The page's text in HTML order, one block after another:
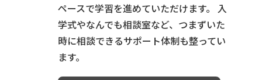
ペースで学習を進めていただけます。 入
学式やなんでも相談室など、つまずいた
時に相談できるサポート体制も整ってい
ます。